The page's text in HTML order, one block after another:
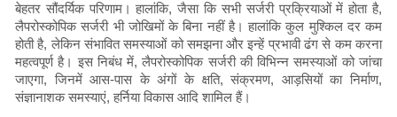
बेहतर सौंदर्यिक परिणाम। हालांकि, जैसा कि सभी सर्जरी प्रक्रियाओं में होता है,
लैपरोस्कोपिक सर्जरी भी जोखिमों के बिना नहीं है। हालांकि कुल मुश्किल दर कम
होती है, लेकिन संभावित समस्याओं को समझना और इन्हें प्रभावी ढंग से कम करना
महत्वपूर्ण है। इस निबंध में, लैपरोस्कोपिक सर्जरी की विभिन्न समस्याओं को जांचा
जाएगा, जिनमें आस-पास के अंगों के क्षति, संक्रमण, आड़सियों का निर्माण,
संज्ञानाशक समस्याएं, हर्निया विकास आदि शामिल हैं।